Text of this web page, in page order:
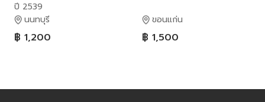
ปี 2539
นนทบุรี
฿ 1,200
กลับ หายาก ตัวติด
ขอนแก่น
฿ 1,500